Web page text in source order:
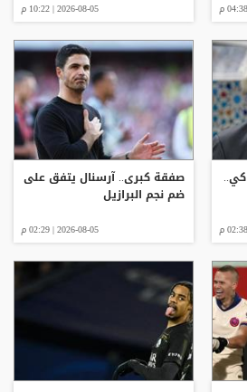
2026-08-05 | 10:22 م
صفقة كبرى.. آرسنال يتفق على
ضم نجم البرازيل
2026-08-05 | 02:29 م